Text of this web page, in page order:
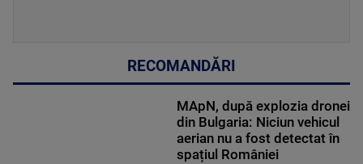
RECOMANDĂRI
MApN, după explozia dronei
din Bulgaria: Niciun vehicul
aerian nu a fost detectat în
spațiul României